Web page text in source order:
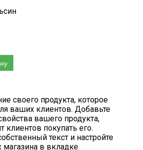
своего продукта, которое
ваших клиентов. Добавьте
вашего продукта,
клиентов покупать его.
текст и настройте
магазина в вкладке